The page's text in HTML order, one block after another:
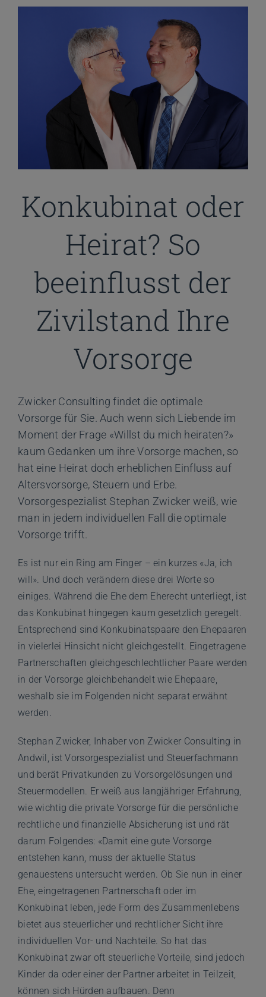
Konkubinat oder
Heirat? So
beeinflusst der
Zivilstand Ihre
Vorsorge
Zwicker Consulting findet die optimale
Vorsorge für Sie. Auch wenn sich Liebende im
Moment der Frage «Willst du mich heiraten?»
kaum Gedanken um ihre Vorsorge machen, so
hat eine Heirat doch erheblichen Einfluss auf
Altersvorsorge, Steuern und Erbe.
Vorsorgespezialist Stephan Zwicker weiß, wie
man in jedem individuellen Fall die optimale
Vorsorge trifft.
Es ist nur ein Ring am Finger – ein kurzes «Ja, ich
will». Und doch verändern diese drei Worte so
einiges. Während die Ehe dem Eherecht unterliegt, ist
das Konkubinat hingegen kaum gesetzlich geregelt.
Entsprechend sind Konkubinatspaare den Ehepaaren
in vielerlei Hinsicht nicht gleichgestellt. Eingetragene
Partnerschaften gleichgeschlechtlicher Paare werden
in der Vorsorge gleichbehandelt wie Ehepaare,
weshalb sie im Folgenden nicht separat erwähnt
werden.
Stephan Zwicker, Inhaber von Zwicker Consulting in
Andwil, ist Vorsorgespezialist und Steuerfachmann
und berät Privatkunden zu Vorsorgelösungen und
Steuermodellen. Er weiß aus langjähriger Erfahrung,
wie wichtig die private Vorsorge für die persönliche
rechtliche und finanzielle Absicherung ist und rät
darum Folgendes: «Damit eine gute Vorsorge
entstehen kann, muss der aktuelle Status
genauestens untersucht werden. Ob Sie nun in einer
Ehe, eingetragenen Partnerschaft oder im
Konkubinat leben, jede Form des Zusammenlebens
bietet aus steuerlicher und rechtlicher Sicht ihre
individuellen Vor- und Nachteile. So hat das
Konkubinat zwar oft steuerliche Vorteile, sind jedoch
Kinder da oder einer der Partner arbeitet in Teilzeit,
können sich Hürden aufbauen. Denn